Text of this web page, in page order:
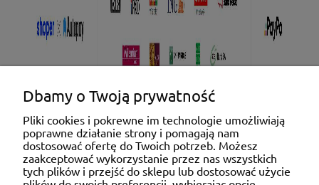
Pomoc
Moje konto
Dbamy o Twoją prywatność
Pliki cookies i pokrewne im technologie umożliwiają
poprawne działanie strony i pomagają nam
dostosować ofertę do Twoich potrzeb. Możesz
zaakceptować wykorzystanie przez nas wszystkich
tych plików i przejść do sklepu lub dostosować użycie